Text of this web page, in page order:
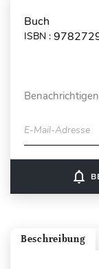
Buch
ISBN :
E-Mail-Adresse
notifications_none
Beschreibung